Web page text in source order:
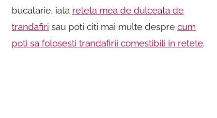
bucatarie, iata reteta mea de dulceata de
trandafiri sau poti citi mai multe despre cum
poti sa folosesti trandafirii comestibili in retete.